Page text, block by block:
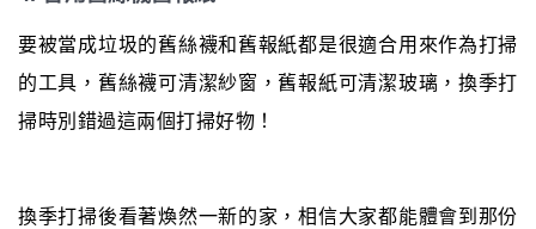
要被當成垃圾的舊絲襪和舊報紙都是很適合用來作為打掃
的工具，舊絲襪可清潔紗窗，舊報紙可清潔玻璃，換季打
掃時別錯過這兩個打掃好物！
換季打掃後看著煥然一新的家，相信大家都能體會到那份